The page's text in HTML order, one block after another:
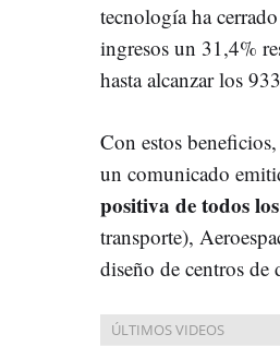
tecnología ha
ingresos un 31,4%
hasta alcanzar los
Con estos
un comunicado
positiva de todos
transporte),
diseño de centros de